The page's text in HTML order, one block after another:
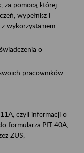
za pomocą której
wypełnisz i
wykorzystaniem
o
pracowników -
czyli informacji o
formularza PIT 40A,
ZUS,